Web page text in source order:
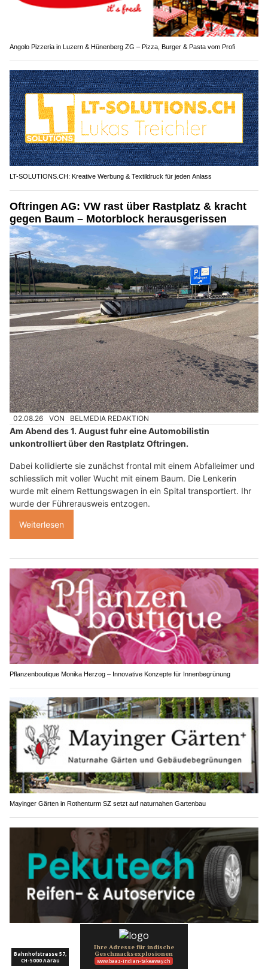
Angolo Pizzeria in Luzern & Hünenberg ZG – Pizza, Burger & Pasta vom Profi
LT-SOLUTIONS.CH: Kreative Werbung & Textildruck für jeden Anlass
Oftringen AG: VW rast über Rastplatz & kracht
gegen Baum – Motorblock herausgerissen
02.08.26 VON BELMEDIA REDAKTION
Am Abend des 1. August fuhr eine Automobilistin
unkontrolliert über den Rastplatz Oftringen.
Dabei kollidierte sie zunächst frontal mit einem Abfalleimer und
schliesslich mit voller Wucht mit einem Baum. Die Lenkerin
wurde mit einem Rettungswagen in ein Spital transportiert. Ihr
wurde der Führerausweis entzogen.
Weiterlesen
Pflanzenboutique Monika Herzog – Innovative Konzepte für Innenbegrünung
Mayinger Gärten in Rothenturm SZ setzt auf naturnahen Gartenbau
Pekutech GmbH: Kompetenter Reifenservice in Ottenbach ZH